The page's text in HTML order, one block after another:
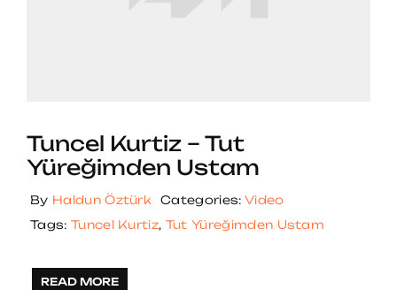
Tuncel Kurtiz – Tut
Yüreğimden Ustam
By Haldun Öztürk Categories: Video
Tags: Tuncel Kurtiz, Tut Yüreğimden Ustam
READ MORE